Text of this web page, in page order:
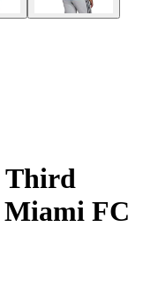
Third
FC